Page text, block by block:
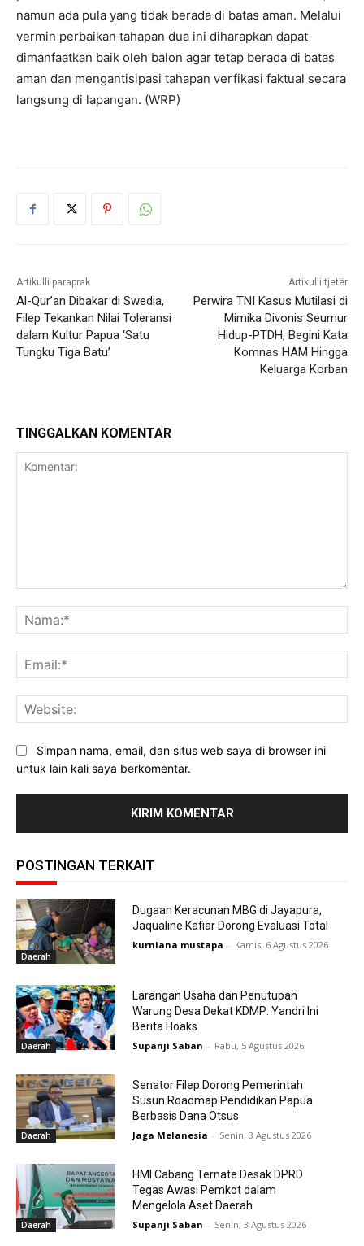
namun ada pula yang tidak berada di batas aman. Melalui
vermin perbaikan tahapan dua ini diharapkan dapat
dimanfaatkan baik oleh balon agar tetap berada di batas
aman dan mengantisipasi tahapan verfikasi faktual secara
langsung di lapangan. (WRP)
Artikulli paraprak
Al-Qur’an Dibakar di Swedia,
Filep Tekankan Nilai Toleransi
dalam Kultur Papua ‘Satu
Tungku Tiga Batu’
Artikulli tjetër
Perwira TNI Kasus Mutilasi di
Mimika Divonis Seumur
Hidup-PTDH, Begini Kata
Komnas HAM Hingga
Keluarga Korban
TINGGALKAN KOMENTAR
Simpan nama, email, dan situs web saya di browser ini
untuk lain kali saya berkomentar.
POSTINGAN TERKAIT
Daerah
Dugaan Keracunan MBG di Jayapura,
Jaqualine Kafiar Dorong Evaluasi Total
kurniana mustapa - Kamis, 6 Agustus 2026
Daerah
Larangan Usaha dan Penutupan
Warung Desa Dekat KDMP: Yandri Ini
Berita Hoaks
Supanji Saban - Rabu, 5 Agustus 2026
Daerah
Senator Filep Dorong Pemerintah
Susun Roadmap Pendidikan Papua
Berbasis Dana Otsus
Jaga Melanesia - Senin, 3 Agustus 2026
Daerah
HMI Cabang Ternate Desak DPRD
Tegas Awasi Pemkot dalam
Mengelola Aset Daerah
Supanji Saban - Senin, 3 Agustus 2026